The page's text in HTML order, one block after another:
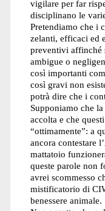
vigilare per far
disciplinano le
Pretendiamo che i
zelanti, efficaci ed
preventivi affinché
ambigue o
così importanti
così gravi non
potrà dire che i
Supponiamo che
accolta e che
“ottimamente”: a
ancora contestare
mattatoio
queste parole non
avrei scommesso
mistificatorio di
benessere animale.